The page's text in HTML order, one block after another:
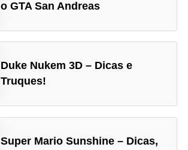
o GTA San Andreas
Duke Nukem 3D – Dicas e
Truques!
Super Mario Sunshine – Dicas,